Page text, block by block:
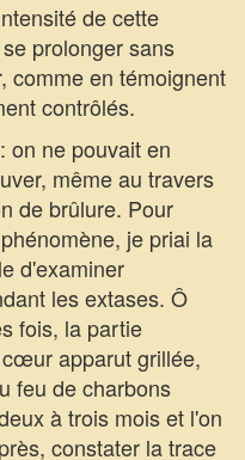
de cette
prolonger sans
comme en témoignent
contrôlés.
ne pouvait en
même au travers
de brûlure. Pour
je priai la
d'examiner
les extases. Ô
fois, la partie
apparut grillée,
feu de charbons
à trois mois et l'on
constater la trace